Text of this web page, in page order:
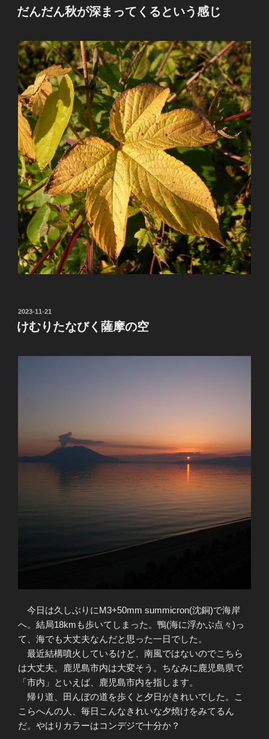
稿
日:
だんだん秋が深まってくるという感じ
投
稿
日:
2023-11-21
けむりたなびく薩摩の空
今日は久しぶりにM3+50mm summicron(沈銅)で海岸
へ。結局18kmも歩いてしまった。鴨(海に浮かぶ点々)っ
て、海でも大丈夫なんだと思った一日でした。
最近結構噴火しているけど、南風ではないのでこちら
は大丈夫。鹿児島市内は大変そう。ちなみに鹿児島県で
「市内」といえば、鹿児島市内を指します。
帰り道、田んぼの道を歩くと夕日がきれいでした。こ
こらへんの人、毎日こんなきれいな夕焼けをみてるん
だ。やはりカラーはコンデジで十分か？